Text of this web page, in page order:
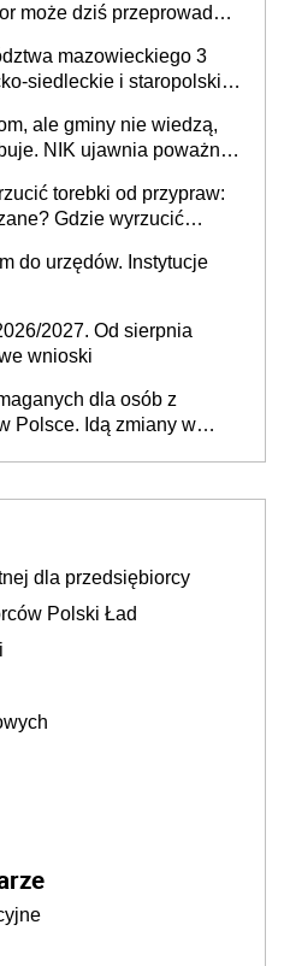
może dziś przeprowadzić
mazowieckiego 3
siedleckie i staropolskie.
ale gminy nie wiedzą,
NIK ujawnia poważną
torebki od przypraw:
Gdzie wyrzucić
do urzędów. Instytucje
2027. Od sierpnia
wnioski
dla osób z
Polsce. Idą zmiany w
dla przedsiębiorcy
Polski Ład